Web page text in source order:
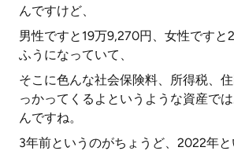
んですけど、
男性ですと19万9,270円、女性ですと
ふうになっていて、
そこに色んな社会保険料、所得税、
っかってくるよというような資産で
んですね。
3年前というのがちょうど、2022年